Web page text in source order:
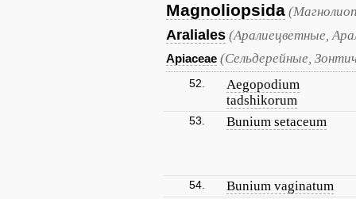
Magnoliopsida
Araliales (Аралиецветные,
Apiaceae (Сельдерейные,
52.
Aegopodium
tadshikorum
53. Bunium setaceum
54. Bunium vaginatum